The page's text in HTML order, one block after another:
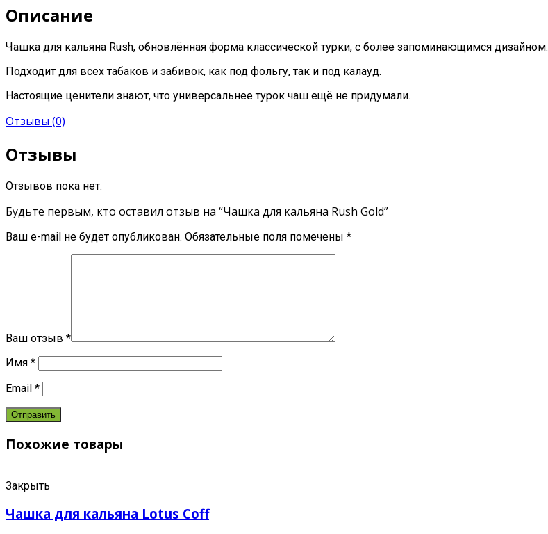
Описание
Чашка для кальяна Rush, обновлённая форма классической турки, с более запоминающимся дизайном.
Подходит для всех табаков и забивок, как под фольгу, так и под калауд.
Настоящие ценители знают, что универсальнее турок чаш ещё не придумали.
Отзывы (0)
Отзывы
Отзывов пока нет.
Будьте первым, кто оставил отзыв на “Чашка для кальяна Rush Gold”
Ваш e-mail не будет опубликован. Обязательные поля помечены *
Ваш отзыв *
Имя *
Email *
Похожие товары
Закрыть
Чашка для кальяна Lotus Coff